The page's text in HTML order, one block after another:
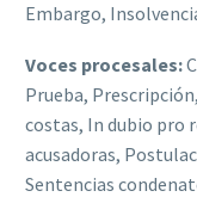
Embargo,
Voces procesales:
Prueba,
costas, In dubio pro
acusadoras,
Sentencias